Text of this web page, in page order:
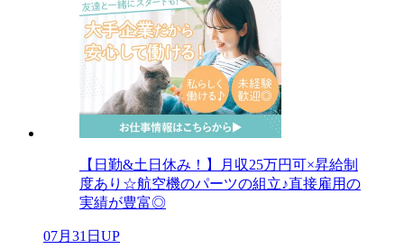
【日勤&土日休み！】月収25万円可×昇給制
度あり☆航空機のパーツの組立♪直接雇用の
実績が豊富◎
07月31日UP